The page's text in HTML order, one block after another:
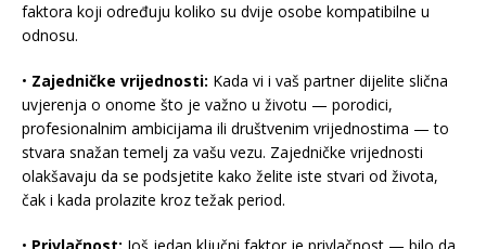
faktora koji određuju koliko su dvije osobe kompatibilne u
odnosu.
• Zajedničke vrijednosti: Kada vi i vaš partner dijelite slična
uvjerenja o onome što je važno u životu — porodici,
profesionalnim ambicijama ili društvenim vrijednostima — to
stvara snažan temelj za vašu vezu. Zajedničke vrijednosti
olakšavaju da se podsjetite kako želite iste stvari od života,
čak i kada prolazite kroz težak period.